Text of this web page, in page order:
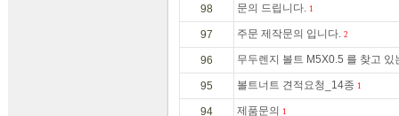
98 문의 드립니다. 1
97 주문 제작문의 입니다. 2
96 무두렌지 볼트 M5X0.5 를 찾고
95 볼트너트 견적요청_14종 1
94 제품문의 1